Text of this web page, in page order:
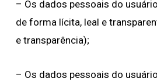
– Os dados pessoais do
de forma lícita, leal e
e transparência);
– Os dados pessoais do